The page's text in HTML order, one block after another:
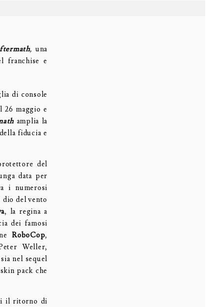
, una
franchise e
di console
26 maggio e
amplia la
fiducia e
del
data per
i numerosi
dio del vento
, la regina a
dei famosi
RoboCop,
Weller,
nel sequel
pack che
il ritorno di